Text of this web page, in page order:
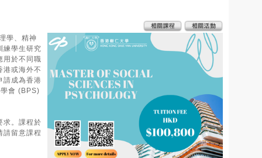
學、精神
練學生研究
用於不同職
港或海外不
請成為香港
會 (BPS)
求。課程於
留意課程